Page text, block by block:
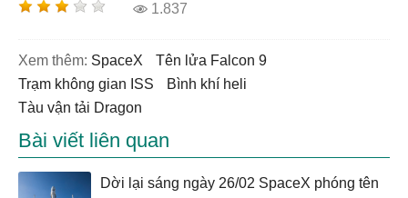
1.837
Xem thêm: SpaceX
tên lửa Falcon 9
trạm không gian ISS
bình khí heli
tàu vận tải Dragon
Bài viết liên quan
Dời lại sáng ngày 26/02 SpaceX phóng tên